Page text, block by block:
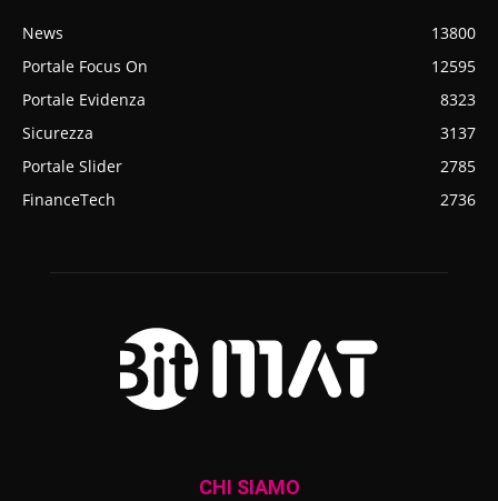
News
13800
Portale Focus On
12595
Portale Evidenza
8323
Sicurezza
3137
Portale Slider
2785
FinanceTech
2736
CHI SIAMO